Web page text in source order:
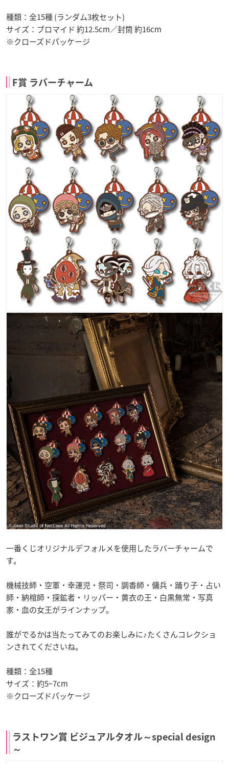
種類：全15種 (ランダム3枚セット)
サイズ：ブロマイド 約12.5cm／封筒 約16cm
※クローズドパッケージ
F賞 ラバーチャーム
一番くじオリジナルデフォルメを使用したラバーチャームで
す。
機械技師・空軍・幸運児・祭司・調香師・傭兵・踊り子・占い
師・納棺師・探鉱者・リッパー・黄衣の王・白黒無常・写真
家・血の女王がラインナップ。
誰がでるかは当たってみてのお楽しみに♪たくさんコレクショ
ンされてくださいね。
種類：全15種
サイズ：約5~7cm
※クローズドパッケージ
ラストワン賞 ビジュアルタオル～special design
～